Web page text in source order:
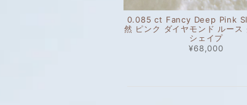
0.085 ct Fancy Deep Pink
然 ピンク ダイヤモンド ルース
シェイプ
¥68,000